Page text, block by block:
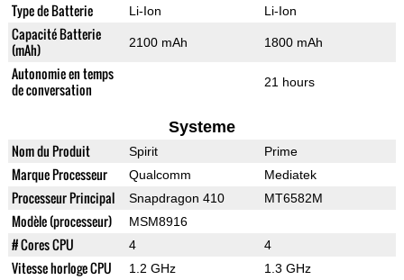
Type de Batterie Li-Ion Li-Ion
Capacité Batterie
(mAh)
2100 mAh 1800 mAh
Autonomie en temps
de conversation
21 hours
Systeme
Nom du Produit Spirit Prime
Marque Processeur Qualcomm Mediatek
Processeur Principal Snapdragon 410 MT6582M
Modèle (processeur) MSM8916
# Cores CPU 4 4
Vitesse horloge CPU 1.2 GHz 1.3 GHz